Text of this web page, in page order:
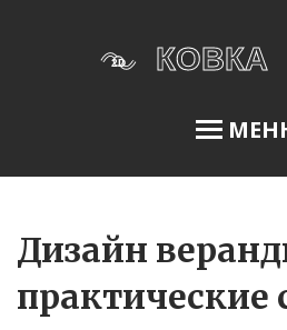
Меню
Дизайн
практические